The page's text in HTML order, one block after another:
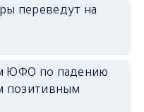
переведут на
ЮФО по падению
позитивным